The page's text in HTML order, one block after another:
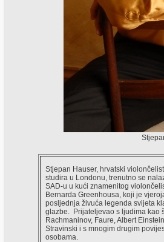
Stjepan Hauser, hrvatski
studira u Londonu, trenutno se
SAD-u u kući znamenitog
Bernarda Greenhousa, koji je
posljednja živuća legenda svijeta
glazbe. Prijateljevao s ljudima kao
Rachmaninov, Faure, Albert
Stravinski i s mnogim drugim
osobama.